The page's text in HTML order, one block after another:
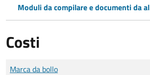
Moduli da compilare e documenti da
Costi
Tipo di pagamento
Importo
Marca da bollo